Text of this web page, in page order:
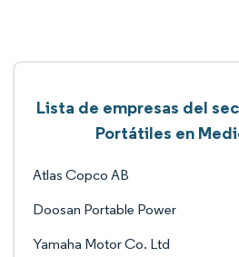
Lista de empresas del
Portátiles en
Atlas Copco AB
Doosan Portable Power
Yamaha Motor Co. Ltd